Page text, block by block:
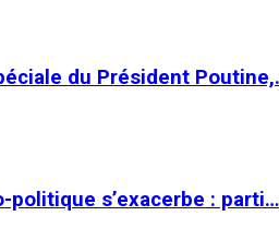
du Président
politique s’exacerbe : parti…